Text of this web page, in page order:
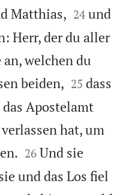
Matthias, 

24 und
Herr, der du aller
welchen du
beiden, 

25 dass
Apostelamt
hat, um


26 Und sie
und das Los fiel